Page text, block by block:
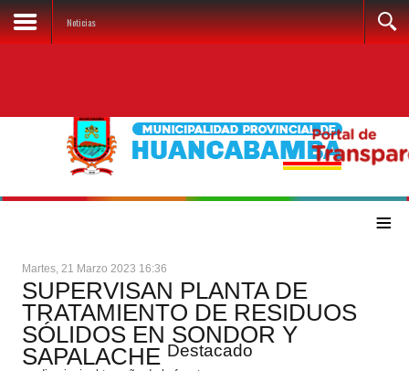
Noticias
≡
Martes, 21 Marzo 2023 16:36
SUPERVISAN PLANTA DE
TRATAMIENTO DE RESIDUOS
SÓLIDOS EN SONDOR Y
SAPALACHE Destacado